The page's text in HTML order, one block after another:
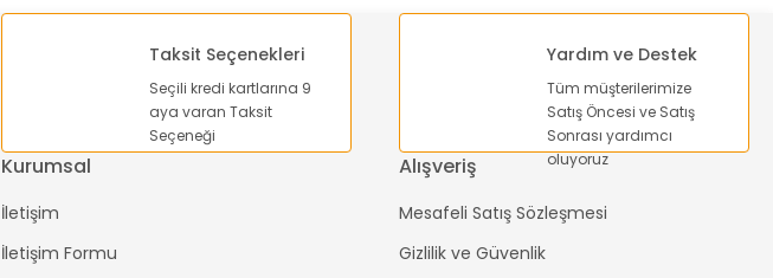
Taksit Seçenekleri
Seçili kredi kartlarına 9
aya varan Taksit
Seçeneği
Yardım ve Destek
Tüm müşterilerimize
Satış Öncesi ve Satış
Sonrası yardımcı
oluyoruz
Kurumsal
İletişim
İletişim Formu
Alışveriş
Mesafeli Satış Sözleşmesi
Gizlilik ve Güvenlik